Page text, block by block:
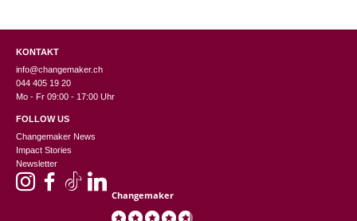
KONTAKT
info@changemaker.ch
044 405 19 20
Mo - Fr 09:00 - 17:00 Uhr
FOLLOW US
Changemaker News
Impact Stories
Newsletter
Changemaker